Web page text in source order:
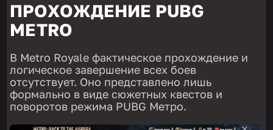
ПРОХОЖДЕНИЕ PUBG
METRO
В Metro Royale фактическое прохождение и
логическое завершение всех боев
отсутствует. Оно представлено лишь
формально в виде сюжетных квестов и
поворотов режима PUBG Метро.